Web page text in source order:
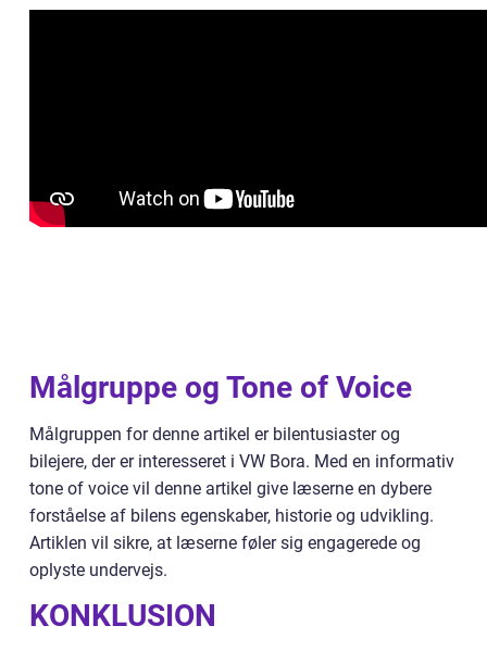
Målgruppe og Tone of Voice
Målgruppen for denne artikel er bilentusiaster og
bilejere, der er interesseret i VW Bora. Med en informativ
tone of voice vil denne artikel give læserne en dybere
forståelse af bilens egenskaber, historie og udvikling.
Artiklen vil sikre, at læserne føler sig engagerede og
oplyste undervejs.
KONKLUSION